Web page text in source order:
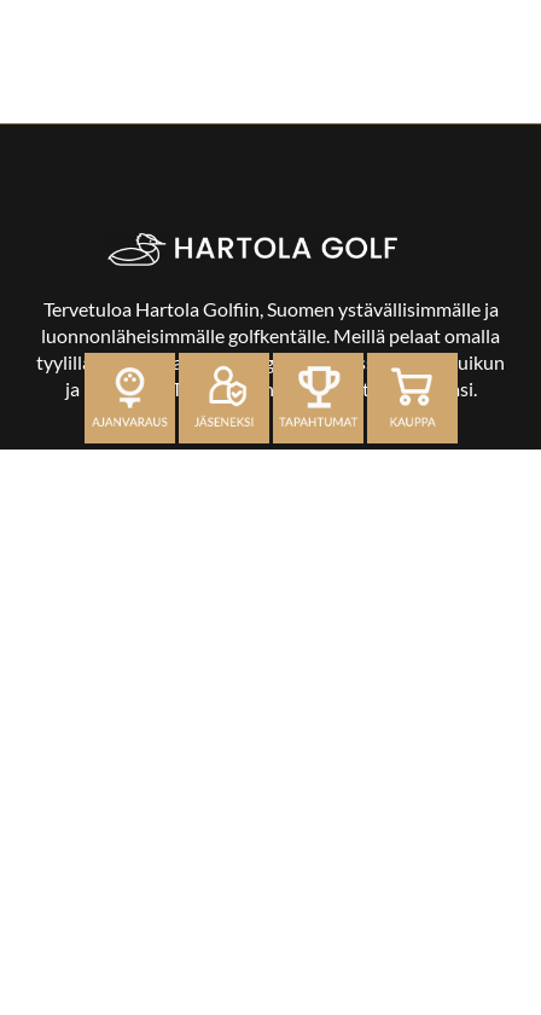
Tervetuloa Hartola Golfiin, Suomen ystävällisimmälle ja
luonnonläheisimmälle golfkentälle. Meillä pelaat omalla
tyylilläsi ja tasollasi – ja bongaat halutessasi vaikka uikun
ja kuikankin. Tärkeintä on, että nautit vierailustasi.